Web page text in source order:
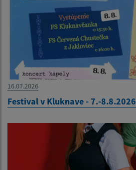
16.07.2026
Festival v Kluknave - 7.-8.8.2026